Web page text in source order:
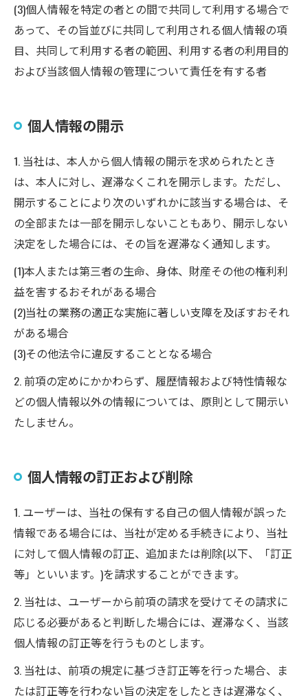
(3)個人情報を特定の者との間で共同して利用する場合で
あって、その旨並びに共同して利用される個人情報の項
目、共同して利用する者の範囲、利用する者の利用目的
および当該個人情報の管理について責任を有する者
個人情報の開示
1. 当社は、本人から個人情報の開示を求められたとき
は、本人に対し、遅滞なくこれを開示します。ただし、
開示することにより次のいずれかに該当する場合は、そ
の全部または一部を開示しないこともあり、開示しない
決定をした場合には、その旨を遅滞なく通知します。
(1)本人または第三者の生命、身体、財産その他の権利利
益を害するおそれがある場合
(2)当社の業務の適正な実施に著しい支障を及ぼすおそれ
がある場合
(3)その他法令に違反することとなる場合
2. 前項の定めにかかわらず、履歴情報および特性情報な
どの個人情報以外の情報については、原則として開示い
たしません。
個人情報の訂正および削除
1. ユーザーは、当社の保有する自己の個人情報が誤った
情報である場合には、当社が定める手続きにより、当社
に対して個人情報の訂正、追加または削除(以下、「訂正
等」といいます。)を請求することができます。
2. 当社は、ユーザーから前項の請求を受けてその請求に
応じる必要があると判断した場合には、遅滞なく、当該
個人情報の訂正等を行うものとします。
3. 当社は、前項の規定に基づき訂正等を行った場合、ま
たは訂正等を行わない旨の決定をしたときは遅滞なく、